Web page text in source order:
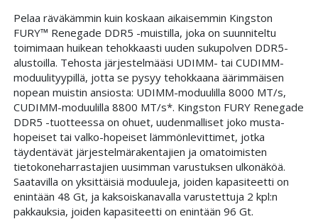
Pelaa räväkämmin kuin koskaan aikaisemmin Kingston
FURY™ Renegade DDR5 -muistilla, joka on suunniteltu
toimimaan huikean tehokkaasti uuden sukupolven DDR5-
alustoilla. Tehosta järjestelmääsi UDIMM- tai CUDIMM-
moduulityypillä, jotta se pysyy tehokkaana äärimmäisen
nopean muistin ansiosta: UDIMM-moduulilla 8000 MT/s,
CUDIMM-moduulilla 8800 MT/s*. Kingston FURY Renegade
DDR5 -tuotteessa on ohuet, uudenmalliset joko musta-
hopeiset tai valko-hopeiset lämmönlevittimet, jotka
täydentävät järjestelmärakentajien ja omatoimisten
tietokoneharrastajien uusimman varustuksen ulkonäköä.
Saatavilla on yksittäisiä moduuleja, joiden kapasiteetti on
enintään 48 Gt, ja kaksoiskanavalla varustettuja 2 kpl:n
pakkauksia, joiden kapasiteetti on enintään 96 Gt.